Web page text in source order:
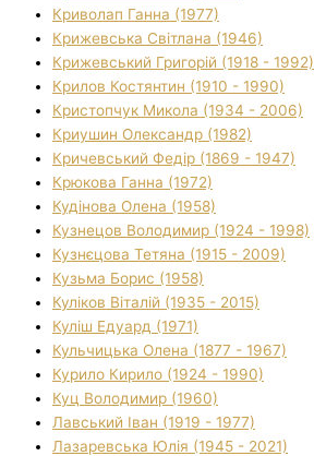
Криволап Ганна (1977)
Крижевська Світлана (1946)
Крижевський Григорій (1918 - 1992)
Крилов Костянтин (1910 - 1990)
Кристопчук Микола (1934 - 2006)
Криушин Олександр (1982)
Кричевський Федір (1869 - 1947)
Крюкова Ганна (1972)
Кудінова Олена (1958)
Кузнецов Володимир (1924 - 1998)
Кузнєцова Тетяна (1915 - 2009)
Кузьма Борис (1958)
Куліков Віталій (1935 - 2015)
Куліш Едуард (1971)
Кульчицька Олена (1877 - 1967)
Курило Кирило (1924 - 1990)
Куц Володимир (1960)
Лавський Іван (1919 - 1977)
Лазаревська Юлія (1945 - 2021)